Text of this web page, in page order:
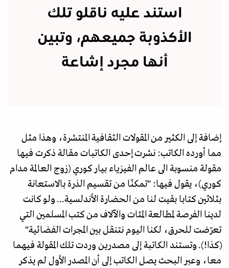
استند عليه ناقلو تلك
الأكذوبة جميعهم، وتبين
أنها مجرد إشاعة
إضافة إلى الكثير من المقولات الثقافية المنتشرة، وهذا مثل
مما أورده الكاتب: نشرت إحدى الكاتبات مقالة ذكرت فيها
مقولة منسوبة الى عالم الفيزياء بيار كوري (زوج العالمة مدام
كوري)، يقول فيها: "تمكنّا من تقسيم الذرة بالاستعانة
بثلاثين كتابا بقيت لنا من الحضارة الأندلسية... ولو كانت
لدينا الفرصة لمطالعة المئات والآلاف من كتب المسلمين التي
تعرّضت للحرق، لكنا اليوم نتنقل بين المجرات الفضائية"
(كذا!). وتستند الكاتبة إلى مصدرين وردت تلك المقولة فيهما
معا، وعبر البحث يصل الكاتب إلى أن المصدر الأول لم يذكر